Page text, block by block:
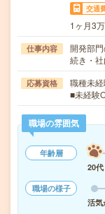
交通
1ヶ月3
仕事内容
開発部
続き・
応募資格
職種未
■未経験
職場の雰囲気
年齢層
20代
職場の様子
活気